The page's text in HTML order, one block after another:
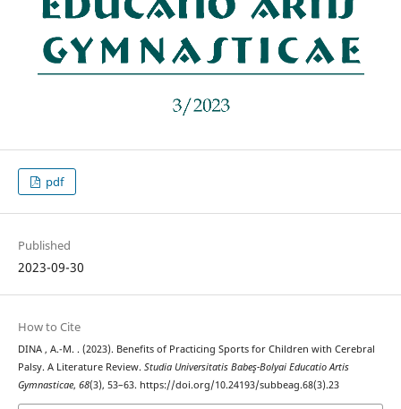
pdf
Published
2023-09-30
How to Cite
DINA , A.-M. . (2023). Benefits of Practicing Sports for Children with Cerebral
Palsy. A Literature Review. Studia Universitatis Babeş-Bolyai Educatio Artis
Gymnasticae, 68(3), 53–63. https://doi.org/10.24193/subbeag.68(3).23